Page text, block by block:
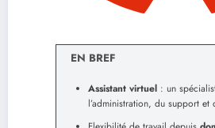
EN BREF
Assistant virtuel : un
l’administration, du support et